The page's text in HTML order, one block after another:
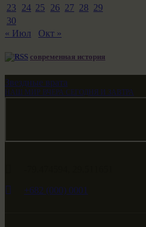
23
24 25 26 27 28 29
30
« Июл
Окт »
современная история
Звездные врата
НАШ МИР ВЧЕРА СЕГОДНЯ И ЗАВТРА
+682 (000) 0001